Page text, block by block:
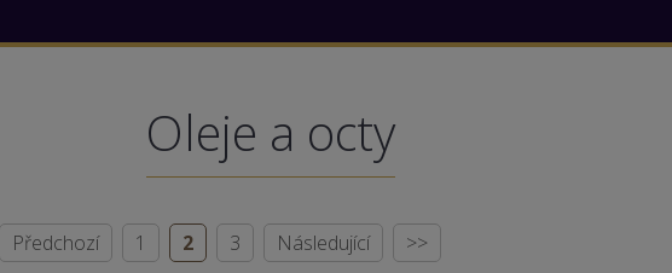
Oleje a octy
Předchozí 1 2 3 Následující >>